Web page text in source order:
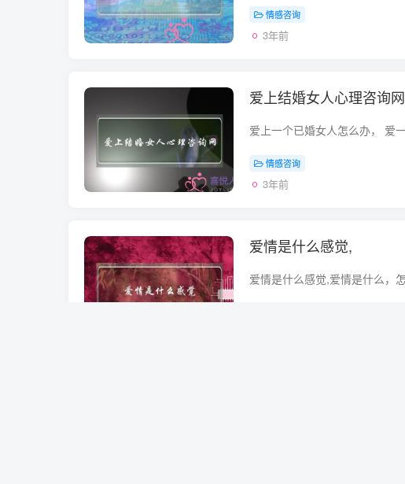
情感咨询
3年前
爱上结婚女人心理咨询网
情感咨询
3年前
爱情是什么感觉,